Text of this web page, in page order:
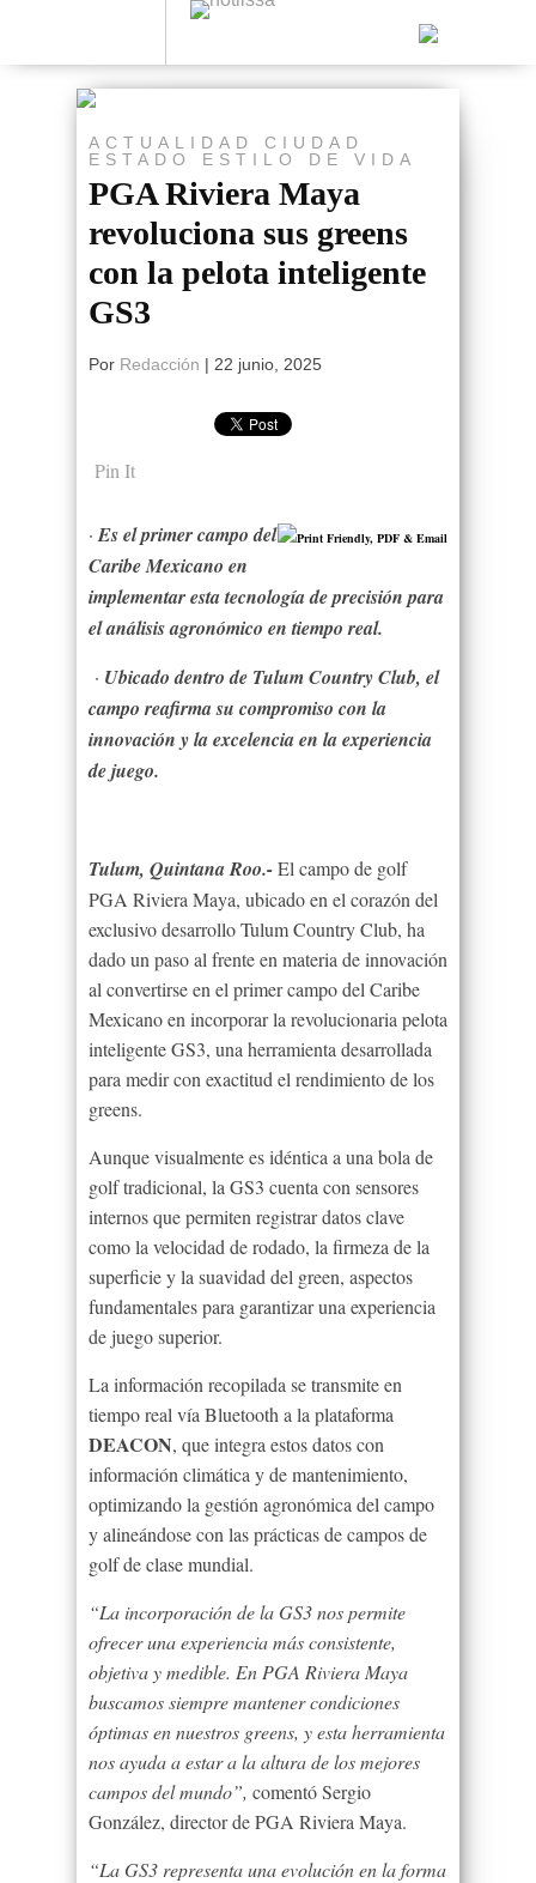
ACTUALIDAD
CIUDAD
ESTADO
ESTILO DE VIDA
PGA Riviera Maya
revoluciona sus greens
con la pelota inteligente
GS3
Por Redacción | 22 junio, 2025
Pin It
· Es el primer campo del
Caribe Mexicano en
implementar esta tecnología de precisión para
el análisis agronómico en tiempo real.
· Ubicado dentro de Tulum Country Club, el
campo reafirma su compromiso con la
innovación y la excelencia en la experiencia
de juego.
Tulum, Quintana Roo.-El campo de golf
PGA Riviera Maya, ubicado en el corazón del
exclusivo desarrollo Tulum Country Club, ha
dado un paso al frente en materia de innovación
al convertirse en el primer campo del Caribe
Mexicano en incorporar la revolucionaria pelota
inteligente GS3, una herramienta desarrollada
para medir con exactitud el rendimiento de los
greens.
Aunque visualmente es idéntica a una bola de
golf tradicional, la GS3 cuenta con sensores
internos que permiten registrar datos clave
como la velocidad de rodado, la firmeza de la
superficie y la suavidad del green, aspectos
fundamentales para garantizar una experiencia
de juego superior.
La información recopilada se transmite en
tiempo real vía Bluetooth a la plataforma
DEACON, que integra estos datos con
información climática y de mantenimiento,
optimizando la gestión agronómica del campo
y alineándose con las prácticas de campos de
golf de clase mundial.
“La incorporación de la GS3 nos permite
ofrecer una experiencia más consistente,
objetiva y medible. En PGA Riviera Maya
buscamos siempre mantener condiciones
óptimas en nuestros greens, y esta herramienta
nos ayuda a estar a la altura de los mejores
campos del mundo”, comentó Sergio
González, director de PGA Riviera Maya.
“La GS3 representa una evolución en la forma